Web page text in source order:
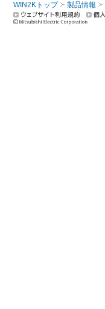
WIN2Kトップ 製品情報